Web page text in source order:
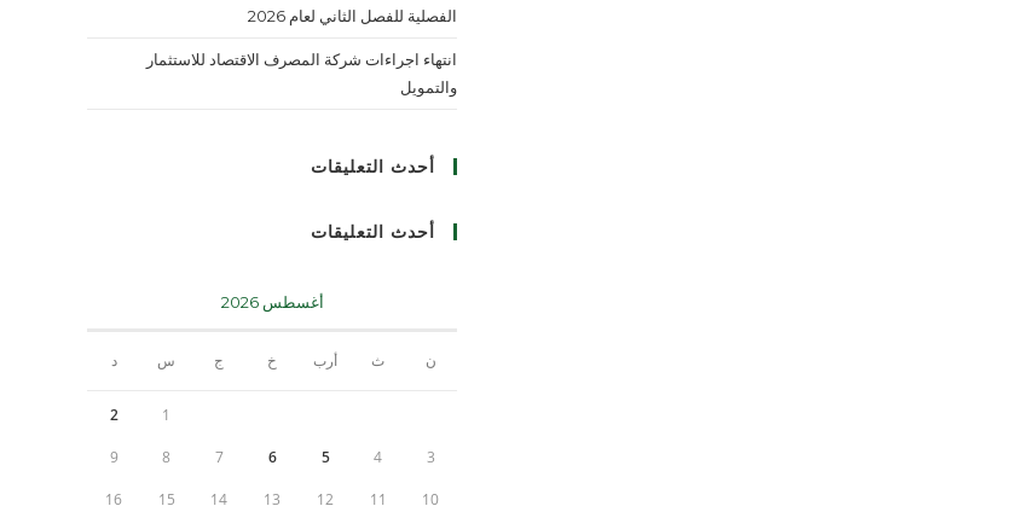
الفصلية للفصل الثاني لعام 2026
انتهاء اجراءات شركة المصرف الاقتصاد للاستثمار
والتمويل
أحدث التعليقات
أحدث التعليقات
أغسطس 2026
ن ث أرب خ ج س د
1
2
3
4
5
6
7
8
9
10
11
12
13
14
15
16